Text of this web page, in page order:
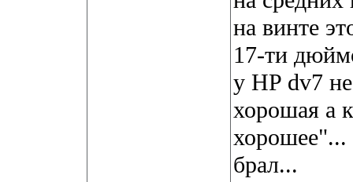
на винте
17-ти
у HP dv7
хорошая а
хорошее"...
брал...